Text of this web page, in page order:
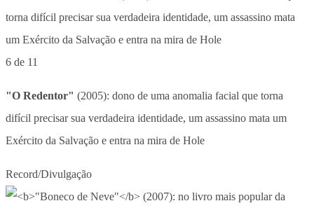
6 de 11
"O Redentor" (2005): dono de uma anomalia facial que torna
difícil precisar sua verdadeira identidade, um assassino mata um
Exército da Salvação e entra na mira de Hole
Record/Divulgação